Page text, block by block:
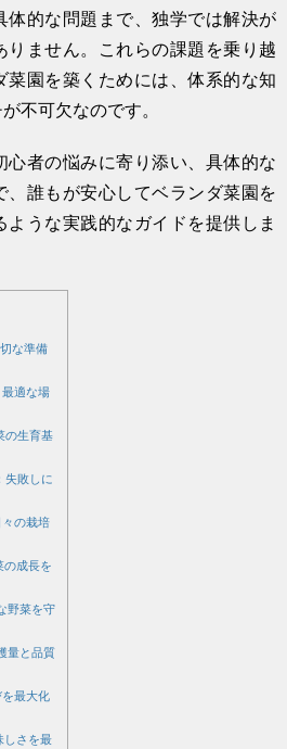
体的な問題まで、独学では解決が
りません。これらの課題を乗り越
菜園を築くためには、体系的な知
不可欠なのです。
心者の悩みに寄り添い、具体的な
、誰もが安心してベランダ菜園を
うな実践的なガイドを提供しま
な準備
適な場
の生育基
失敗しに
の栽培
の成長を
野菜を守
量と品質
最大化
しさを最